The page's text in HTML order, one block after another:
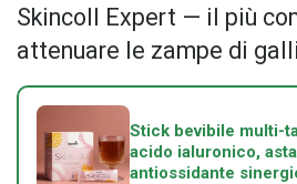
Skincoll Expert — il più
attenuare le zampe di
Stick bevibile multi-
acido ialuronico,
antiossidante